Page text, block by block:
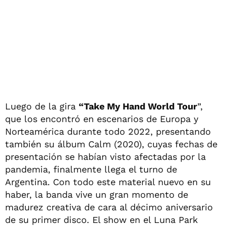
Luego de la gira “Take My Hand World Tour”,
que los encontró en escenarios de Europa y
Norteamérica durante todo 2022, presentando
también su álbum Calm (2020), cuyas fechas de
presentación se habían visto afectadas por la
pandemia, finalmente llega el turno de
Argentina. Con todo este material nuevo en su
haber, la banda vive un gran momento de
madurez creativa de cara al décimo aniversario
de su primer disco. El show en el Luna Park